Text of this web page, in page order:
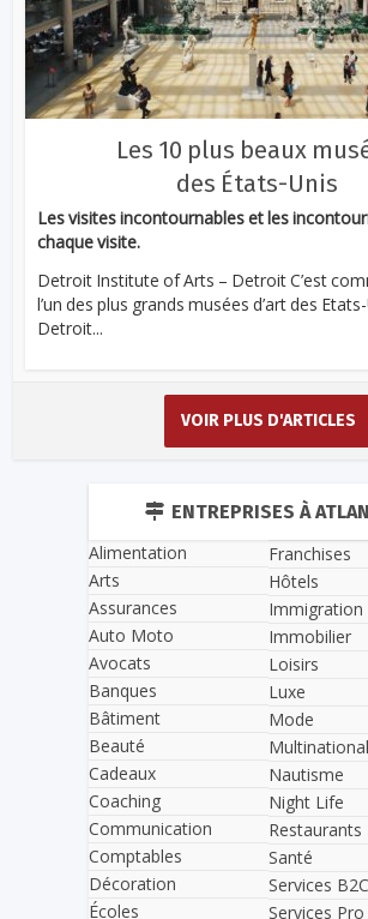
Les 10 plus beaux
des États-Unis
Les visites incontournables et les
chaque visite.
Detroit Institute of Arts – Detroit C’est
l’un des plus grands musées d’art des
Detroit...
VOIR PLUS D'ARTICLES
ENTREPRISES À
Alimentation
Arts
Assurances
Auto Moto
Avocats
Banques
Bâtiment
Beauté
Cadeaux
Coaching
Communication
Comptables
Décoration
Écoles
Franchises
Hôtels
Immigration
Immobilier
Loisirs
Luxe
Mode
Nautisme
Night Life
Restaurants
Santé
Services B2C
Services Pro